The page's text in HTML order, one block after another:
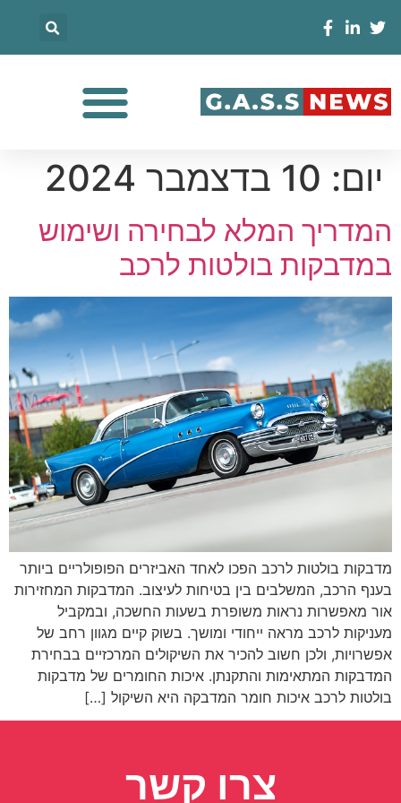
יום: 10 בדצמבר 2024
המדריך המלא לבחירה ושימוש
במדבקות בולטות לרכב
מדבקות בולטות לרכב הפכו לאחד האביזרים הפופולריים ביותר
בענף הרכב, המשלבים בין בטיחות לעיצוב. המדבקות המחזירות
אור מאפשרות נראות משופרת בשעות החשכה, ובמקביל
מעניקות לרכב מראה ייחודי ומושך. בשוק קיים מגוון רחב של
אפשרויות, ולכן חשוב להכיר את השיקולים המרכזיים בבחירת
המדבקות המתאימות והתקנתן. איכות החומרים של מדבקות
בולטות לרכב איכות חומר המדבקה היא השיקול […]
צרו קשר